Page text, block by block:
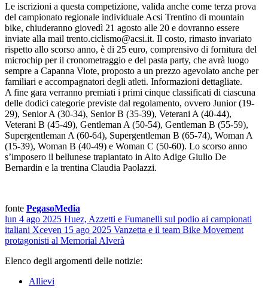
Le iscrizioni a questa competizione, valida anche come terza prova
del campionato regionale individuale Acsi Trentino di mountain
bike, chiuderanno giovedì 21 agosto alle 20 e dovranno essere
inviate alla mail trento.ciclismo@acsi.it. Il costo, rimasto invariato
rispetto allo scorso anno, è di 25 euro, comprensivo di fornitura del
microchip per il cronometraggio e del pasta party, che avrà luogo
sempre a Capanna Viote, proposto a un prezzo agevolato anche per
familiari e accompagnatori degli atleti. Informazioni dettagliate.
A fine gara verranno premiati i primi cinque classificati di ciascuna
delle dodici categorie previste dal regolamento, ovvero Junior (19-
29), Senior A (30-34), Senior B (35-39), Veterani A (40-44),
Veterani B (45-49), Gentleman A (50-54), Gentleman B (55-59),
Supergentleman A (60-64), Supergentleman B (65-74), Woman A
(15-39), Woman B (40-49) e Woman C (50-60). Lo scorso anno
s’imposero il bellunese trapiantato in Alto Adige Giulio De
Bernardin e la trentina Claudia Paolazzi.
fonte PegasoMedia
lun 4 ago 2025 Huez, Azzetti e Fumanelli sul podio ai campionati
italiani Xceven 15 ago 2025 Vanzetta e il team Bike Movement
protagonisti al Memorial Alverà
Elenco degli argomenti delle notizie:
Allievi